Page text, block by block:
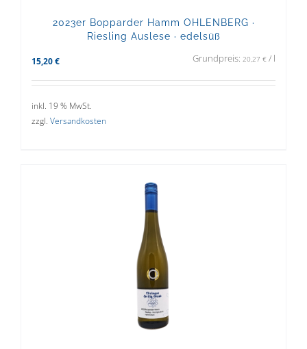
2023er Bopparder Hamm OHLENBERG ·
Riesling Auslese · edelsüß
15,20 € Grundpreis: 20,27 € / l
inkl. 19 % MwSt.
zzgl. Versandkosten